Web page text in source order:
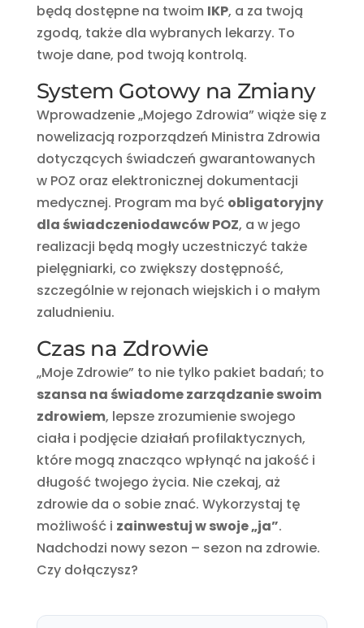
będą dostępne na twoim IKP, a za twoją
zgodą, także dla wybranych lekarzy. To
twoje dane, pod twoją kontrolą.
System Gotowy na Zmiany
Wprowadzenie „Mojego Zdrowia” wiąże się z
nowelizacją rozporządzeń Ministra Zdrowia
dotyczących świadczeń gwarantowanych
w POZ oraz elektronicznej dokumentacji
medycznej. Program ma być obligatoryjny
dla świadczeniodawców POZ, a w jego
realizacji będą mogły uczestniczyć także
pielęgniarki, co zwiększy dostępność,
szczególnie w rejonach wiejskich i o małym
zaludnieniu.
Czas na Zdrowie
„Moje Zdrowie” to nie tylko pakiet badań; to
szansa na świadome zarządzanie swoim
zdrowiem, lepsze zrozumienie swojego
ciała i podjęcie działań profilaktycznych,
które mogą znacząco wpłynąć na jakość i
długość twojego życia. Nie czekaj, aż
zdrowie da o sobie znać. Wykorzystaj tę
możliwość i zainwestuj w swoje „ja”.
Nadchodzi nowy sezon – sezon na zdrowie.
Czy dołączysz?